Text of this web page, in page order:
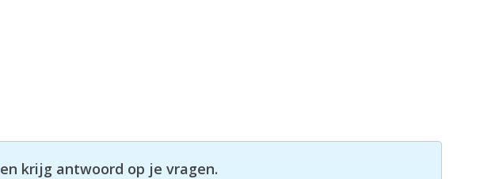
en krijg antwoord op je vragen.